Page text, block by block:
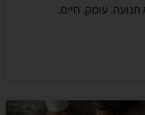
עומק. חיים.